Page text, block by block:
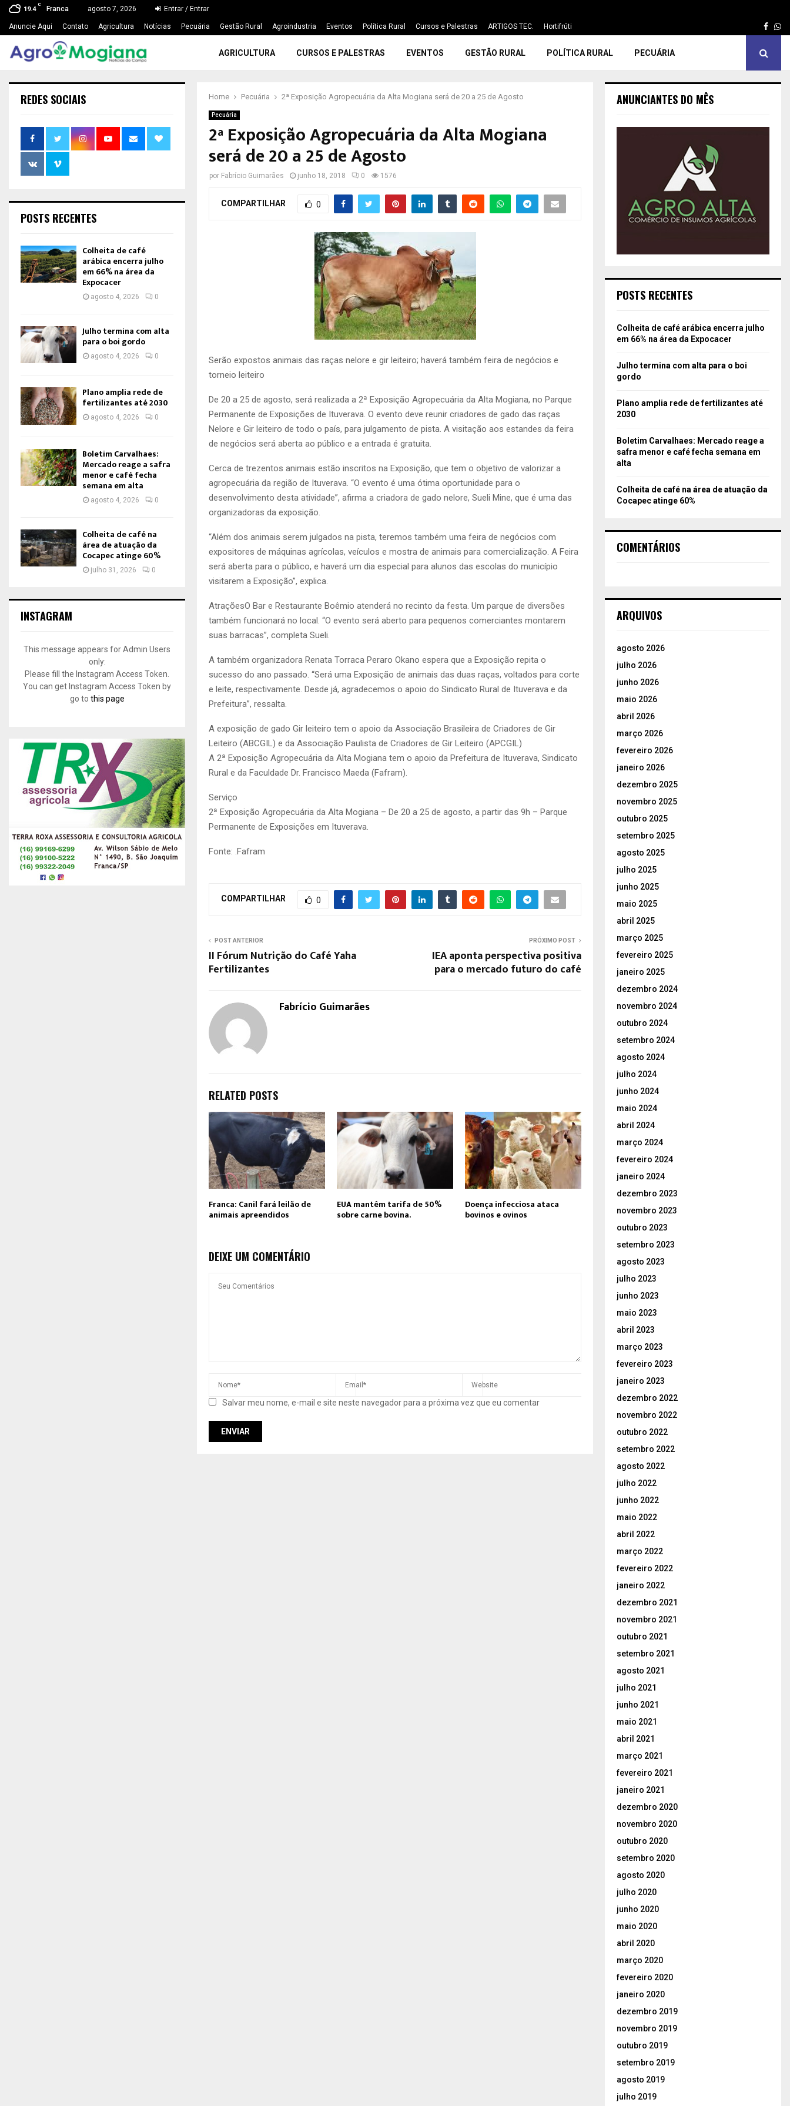
19.4
C
Franca agosto 7, 2026 Entrar / Entrar
Anuncie Aqui Contato Agricultura Notícias Pecuária Gestão Rural Agroindustria Eventos Política Rural Cursos e Palestras ARTIGOS TEC. Hortifrúti
AGRICULTURA CURSOS E PALESTRAS EVENTOS GESTÃO RURAL POLÍTICA RURAL PECUÁRIA
Home Pecuária 2ª Exposição Agropecuária da Alta Mogiana será de 20 a 25 de Agosto
Pecuária
2ª Exposição Agropecuária da Alta Mogiana
será de 20 a 25 de Agosto
por Fabrício Guimarães junho 18, 2018 0 1576
COMPARTILHAR 0
Serão expostos animais das raças nelore e gir leiteiro; haverá também feira de negócios e
torneio leiteiro
De 20 a 25 de agosto, será realizada a 2ª Exposição Agropecuária da Alta Mogiana, no Parque
Permanente de Exposições de Ituverava. O evento deve reunir criadores de gado das raças
Nelore e Gir leiteiro de todo o país, para julgamento de pista. A visitação aos estandes da feira
de negócios será aberta ao público e a entrada é gratuita.
Cerca de trezentos animais estão inscritos na Exposição, que tem o objetivo de valorizar a
agropecuária da região de Ituverava. “O evento é uma ótima oportunidade para o
desenvolvimento desta atividade”, afirma a criadora de gado nelore, Sueli Mine, que é uma das
organizadoras da exposição.
“Além dos animais serem julgados na pista, teremos também uma feira de negócios com
expositores de máquinas agrícolas, veículos e mostra de animais para comercialização. A Feira
será aberta para o público, e haverá um dia especial para alunos das escolas do município
visitarem a Exposição”, explica.
AtraçõesO Bar e Restaurante Boêmio atenderá no recinto da festa. Um parque de diversões
também funcionará no local. “O evento será aberto para pequenos comerciantes montarem
suas barracas”, completa Sueli.
A também organizadora Renata Torraca Peraro Okano espera que a Exposição repita o
sucesso do ano passado. “Será uma Exposição de animais das duas raças, voltados para corte
e leite, respectivamente. Desde já, agradecemos o apoio do Sindicato Rural de Ituverava e da
Prefeitura”, ressalta.
A exposição de gado Gir leiteiro tem o apoio da Associação Brasileira de Criadores de Gir
Leiteiro (ABCGIL) e da Associação Paulista de Criadores de Gir Leiteiro (APCGIL)
A 2ª Exposição Agropecuária da Alta Mogiana tem o apoio da Prefeitura de Ituverava, Sindicato
Rural e da Faculdade Dr. Francisco Maeda (Fafram).
Serviço
2ª Exposição Agropecuária da Alta Mogiana – De 20 a 25 de agosto, a partir das 9h – Parque
Permanente de Exposições em Ituverava.
Fonte: .Fafram
COMPARTILHAR 0
POST ANTERIOR
II Fórum Nutrição do Café Yaha
Fertilizantes
PRÓXIMO POST
IEA aponta perspectiva positiva
para o mercado futuro do café
Fabrício Guimarães
RELATED POSTS
Franca: Canil fará leilão de
animais apreendidos
EUA mantêm tarifa de 50%
sobre carne bovina.
Doença infecciosa ataca
bovinos e ovinos
DEIXE UM COMENTÁRIO
Salvar meu nome, e-mail e site neste navegador para a próxima vez que eu comentar
REDES SOCIAIS
POSTS RECENTES
Colheita de café
arábica encerra julho
em 66% na área da
Expocacer
agosto 4, 2026 0
Julho termina com alta
para o boi gordo
agosto 4, 2026 0
Plano amplia rede de
fertilizantes até 2030
agosto 4, 2026 0
Boletim Carvalhaes:
Mercado reage a safra
menor e café fecha
semana em alta
agosto 4, 2026 0
Colheita de café na
área de atuação da
Cocapec atinge 60%
julho 31, 2026 0
INSTAGRAM
This message appears for Admin Users
only:
Please fill the Instagram Access Token.
You can get Instagram Access Token by
go to this page
ANUNCIANTES DO MÊS
POSTS RECENTES
Colheita de café arábica encerra julho
em 66% na área da Expocacer
Julho termina com alta para o boi
gordo
Plano amplia rede de fertilizantes até
2030
Boletim Carvalhaes: Mercado reage a
safra menor e café fecha semana em
alta
Colheita de café na área de atuação da
Cocapec atinge 60%
COMENTÁRIOS
ARQUIVOS
agosto 2026
julho 2026
junho 2026
maio 2026
abril 2026
março 2026
fevereiro 2026
janeiro 2026
dezembro 2025
novembro 2025
outubro 2025
setembro 2025
agosto 2025
julho 2025
junho 2025
maio 2025
abril 2025
março 2025
fevereiro 2025
janeiro 2025
dezembro 2024
novembro 2024
outubro 2024
setembro 2024
agosto 2024
julho 2024
junho 2024
maio 2024
abril 2024
março 2024
fevereiro 2024
janeiro 2024
dezembro 2023
novembro 2023
outubro 2023
setembro 2023
agosto 2023
julho 2023
junho 2023
maio 2023
abril 2023
março 2023
fevereiro 2023
janeiro 2023
dezembro 2022
novembro 2022
outubro 2022
setembro 2022
agosto 2022
julho 2022
junho 2022
maio 2022
abril 2022
março 2022
fevereiro 2022
janeiro 2022
dezembro 2021
novembro 2021
outubro 2021
setembro 2021
agosto 2021
julho 2021
junho 2021
maio 2021
abril 2021
março 2021
fevereiro 2021
janeiro 2021
dezembro 2020
novembro 2020
outubro 2020
setembro 2020
agosto 2020
julho 2020
junho 2020
maio 2020
abril 2020
março 2020
fevereiro 2020
janeiro 2020
dezembro 2019
novembro 2019
outubro 2019
setembro 2019
agosto 2019
julho 2019